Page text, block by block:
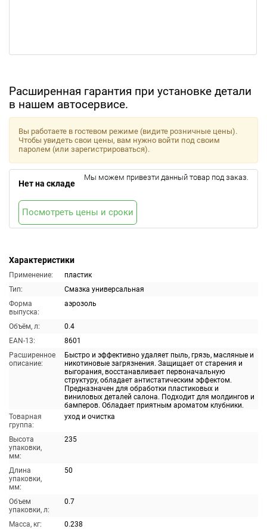
Расширенная гарантия при установке детали
в нашем автосервисе.
Характеристики
Применение:
пластик
Тип:
Смазка универсальная
Форма
выпуска:
аэрозоль
Объём, л:
0.4
EAN-13:
8601
Расширенное
описание:
Быстро и эффективно удаляет пыль, грязь, масляные и
никотиновые загрязнения. Защищает от старения и
выгорания, восстанавливает первоначальную
структуру, обладает антистатическим эффектом.
Предназначен для обработки пластиковых и
виниловых деталей салона. Подходит для молдингов и
бамперов. Обладает приятным ароматом клубники.
Товарная
группа:
уход и очистка
Высота
упаковки,
мм:
235
Длина
упаковки,
мм:
50
Объем
упаковки, л:
0.7
Масса, кг:
0.238
Вы работаете в гостевом режиме (видите розничные цены).
Чтобы увидеть свои цены, вам нужно войти под своим
паролем (или зарегистрироваться).
Нет на складе
Мы можем привезти данный товар под заказ.
Посмотреть цены и сроки